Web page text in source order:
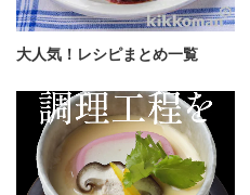
大人気！レシピまとめ一覧